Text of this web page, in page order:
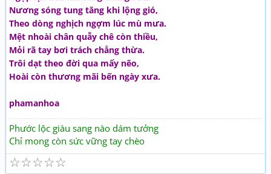
Nương sóng tung tăng khi lộng gió,
Theo dòng nghịch ngợm lúc mù mưa.
Mệt nhoài chân quẫy chê còn thiều,
Mỏi rã tay bơi trách chẳng thừa.
Trôi dạt theo đời qua mấy nẽo,
Hoài còn thương mãi bến ngày xưa.
phamanhoa
Phước lộc giàu sang nào dám tưởng
Chỉ mong còn sức vững tay chèo
☆
☆
☆
☆
☆